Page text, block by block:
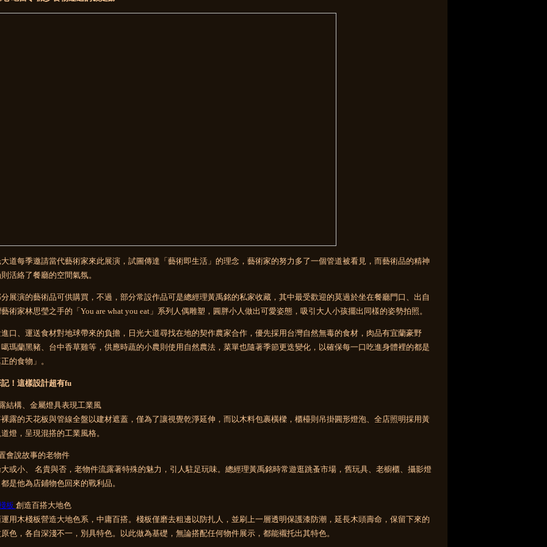
道每季邀請當代藝術家來此展演，試圖傳達「藝術即生活」的理念，藝術家的努力多了一個管道被看見，而藝術品的精神
活絡了餐廳的空間氣氛。
展演的藝術品可供購買，不過，部分常設作品可是總經理黃禹銘的私家收藏，其中最受歡迎的莫過於坐在餐廳門口、出自
術家林思瑩之手的「You are what you eat」系列人偶雕塑，圓胖小人做出可愛姿態，吸引大人小孩擺出同樣的姿勢拍照。
口、運送食材對地球帶來的負擔，日光大道尋找在地的契作農家合作，優先採用台灣自然無毒的食材，肉品有宜蘭豪野
瑪蘭黑豬、台中香草雞等，供應時蔬的小農則使用自然農法，菜單也隨著季節更迭變化，以確保每一口吃進身體裡的都是
的食物」。
！這樣設計超有fu
結構、金屬燈具表現工業風
露的天花板與管線全盤以建材遮蓋，僅為了讓視覺乾淨延伸，而以木料包裹橫樑，櫃檯則吊掛圓形燈泡、全店照明採用黃
燈，呈現混搭的工業風格。
會說故事的老物件
或小、 名貴與否，老物件流露著特殊的魅力，引人駐足玩味。總經理黃禹銘時常遊逛跳蚤市場，舊玩具、老櫥櫃、攝影燈
是他為店鋪物色回來的戰利品。
板 創造百搭大地色
用木棧板營造大地色系，中庸百搭。棧板僅磨去粗邊以防扎人，並刷上一層透明保護漆防潮，延長木頭壽命，保留下來的
色，各自深淺不一，別具特色。以此做為基礎，無論搭配任何物件展示，都能襯托出其特色。